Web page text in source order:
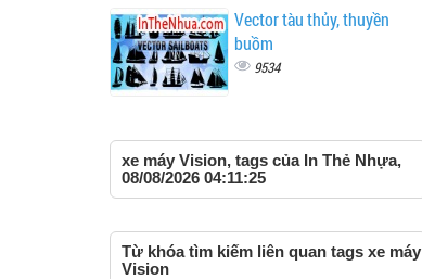
Vector tàu thủy, thuyền
buồm
9534
xe máy Vision, tags của In Thẻ Nhựa,
08/08/2026 04:11:25
Từ khóa tìm kiếm liên quan tags xe máy
Vision